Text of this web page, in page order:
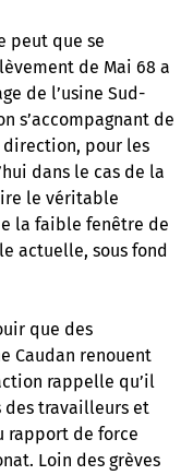
peut que se
de Mai 68 a
de l’usine Sud-
s’accompagnant de
pour les
dans le cas de la
le véritable
la faible fenêtre de
actuelle, sous fond
que des
Caudan renouent
rappelle qu’il
des travailleurs et
rapport de force
Loin des grèves